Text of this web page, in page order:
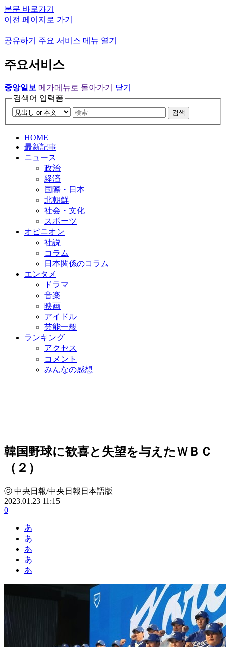
본문 바로가기
이전 페이지로 가기
공유하기 주요 서비스 메뉴 열기
주요서비스
중앙일보 메가메뉴로 돌아가기
닫기
검색어 입력폼
검색
HOME
最新記事
ニュース
政治
経済
国際・日本
北朝鮮
社会・文化
スポーツ
オピニオン
社説
コラム
日本関係のコラム
エンタメ
ドラマ
音楽
映画
アイドル
芸能一般
ランキング
アクセス
コメント
みんなの感想
韓国野球に歓喜と失望を与えたＷＢＣ
（２）
ⓒ 中央日報/中央日報日本語版
2023.01.23 11:15
0
あ
あ
あ
あ
あ